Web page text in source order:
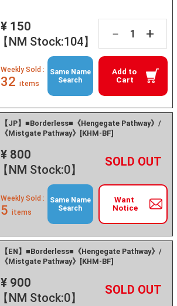
¥ 150
【NM Stock:104】
－ +
Add to
Cart
Weekly Sold :
32 items
Same Name
Search
【JP】■Borderless■《Hengegate Pathway》/
《Mistgate Pathway》[KHM-BF]
¥ 800
【NM Stock:0】
－ +
Want
Notice
Weekly Sold :
5 items
Same Name
Search
【EN】■Borderless■《Hengegate Pathway》/
《Mistgate Pathway》[KHM-BF]
¥ 900
【NM Stock:0】
－ +